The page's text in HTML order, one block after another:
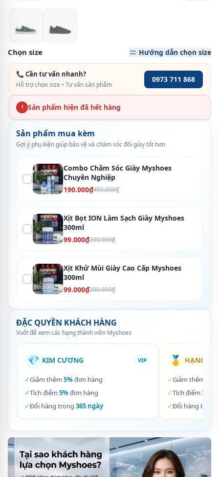
Chọn size Hướng dẫn chọn size
📞 Cần tư vấn nhanh?
Hỗ trợ chọn size • Tư vấn sản phẩm
0973 711 868
! Sản phẩm hiện đã hết hàng
Sản phẩm mua kèm
Gợi ý phụ kiện giúp bảo vệ và chăm sóc đôi giày tốt hơn
Combo Chăm Sóc Giày Myshoes
Chuyên Nghiệp
190.000₫455.000₫
Xịt Bọt ION Làm Sạch Giày Myshoes
300ml
99.000₫200.000₫
Xịt Khử Mùi Giày Cao Cấp Myshoes
300ml
99.000₫200.000₫
ĐẶC QUYỀN KHÁCH HÀNG
Vuốt để xem các hạng thành viên Myshoes
💎 KIM CƯƠNG VIP
✓Giảm thêm 5%đơn hàng
✓Tích điểm 5%đơn hàng
✓Đổi hàng trong 365 ngày
🥇 HẠNG
✓Giảm thêm
✓Tích điểm 3%
✓Đổi hàng trong